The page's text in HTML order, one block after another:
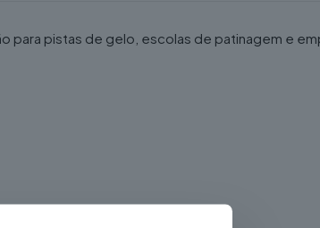
para pistas de gelo, escolas de patinagem e